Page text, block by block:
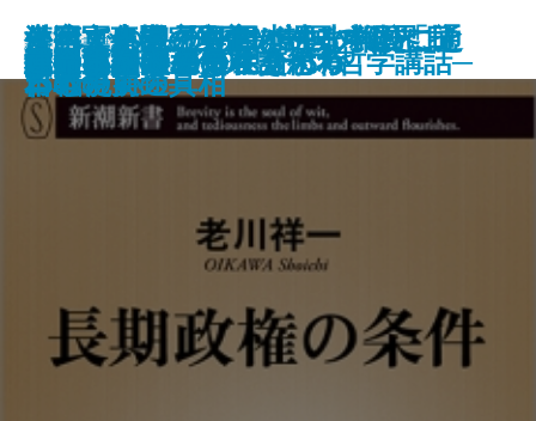
愛知県は天下を取るがね
猫のいる人生
反復する昭和史
推したちとどう生きるか
高野連
すべての人の死因は生まれたこと
である
ヒトと音楽の進化論
星野源論
本とは何か
知の本棚
新書電子書籍あり
長期政権の条件
外国人患者─医療ツーリズムと日
本の現実─
天皇への敗北─シリーズ哲学講話─
コミュ力不要の社交術
台湾軍事機密文書が語る中国「抗
日戦争」の真相
それでも息子を日本の小学校に通
わせたい
漢字文化圏の興亡─中国の限界、
日本の前途─
人生不案内
武器としての日本語思考
運命まかせ